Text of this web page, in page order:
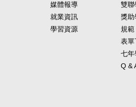
媒體報導
就業資訊
學習資源
雙聯
獎助
規範
表單
七年
Q &